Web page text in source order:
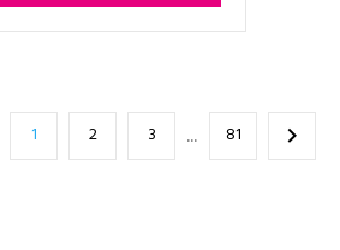
1 2 3 … 81 